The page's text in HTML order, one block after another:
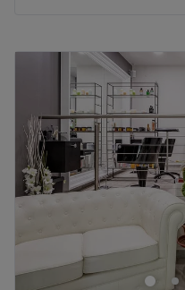
Martedì
Mercoledì
Giovedì
Venerdì
Sabato
Domenica
Il centro estetico
2013 e si dedica alla
relax nel mezzo della
possibile ricaricarsi di